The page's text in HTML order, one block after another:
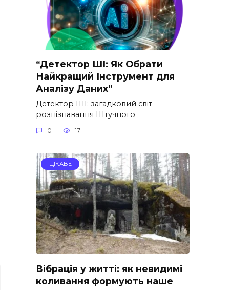
“Детектор ШІ: Як Обрати
Найкращий Інструмент для
Аналізу Даних”
Детектор ШІ: загадковий світ
розпізнавання Штучного
0 17
ЦІКАВЕ
Вібрація у житті: як невидимі
коливання формують наше